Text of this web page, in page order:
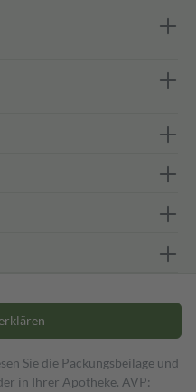
Sie die Packungsbeilage und
in Ihrer Apotheke. AVP: